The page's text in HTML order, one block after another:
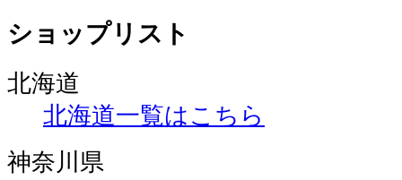
ショップリスト
北海道
北海道一覧はこちら
神奈川県